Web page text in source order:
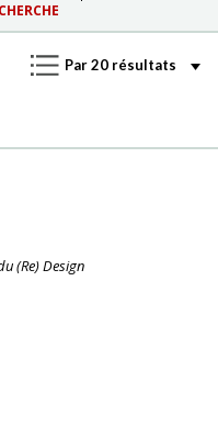
(Re) Design